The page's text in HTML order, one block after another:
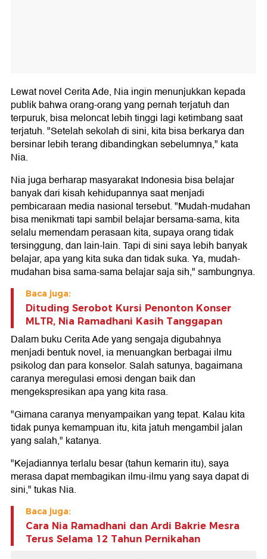
Lewat novel Cerita Ade, Nia ingin menunjukkan kepada
publik bahwa orang-orang yang pernah terjatuh dan
terpuruk, bisa meloncat lebih tinggi lagi ketimbang saat
terjatuh. "Setelah sekolah di sini, kita bisa berkarya dan
bersinar lebih terang dibandingkan sebelumnya," kata
Nia.
Nia juga berharap masyarakat Indonesia bisa belajar
banyak dari kisah kehidupannya saat menjadi
pembicaraan media nasional tersebut. "Mudah-mudahan
bisa menikmati tapi sambil belajar bersama-sama, kita
selalu memendam perasaan kita, supaya orang tidak
tersinggung, dan lain-lain. Tapi di sini saya lebih banyak
belajar, apa yang kita suka dan tidak suka. Ya, mudah-
mudahan bisa sama-sama belajar saja sih," sambungnya.
Baca juga:
Dituding Serobot Kursi Penonton Konser
MLTR, Nia Ramadhani Kasih Tanggapan
Dalam buku Cerita Ade yang sengaja digubahnya
menjadi bentuk novel, ia menuangkan berbagai ilmu
psikolog dan para konselor. Salah satunya, bagaimana
caranya meregulasi emosi dengan baik dan
mengekspresikan apa yang kita rasa.
"Gimana caranya menyampaikan yang tepat. Kalau kita
tidak punya kemampuan itu, kita jatuh mengambil jalan
yang salah," katanya.
"Kejadiannya terlalu besar (tahun kemarin itu), saya
merasa dapat membagikan ilmu-ilmu yang saya dapat di
sini," tukas Nia.
Baca juga:
Cara Nia Ramadhani dan Ardi Bakrie Mesra
Terus Selama 12 Tahun Pernikahan